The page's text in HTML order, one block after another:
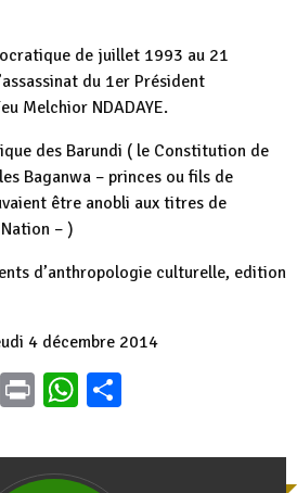
de juillet 1993 au 21
du 1er Président
Melchior NDADAYE.
des Barundi ( le Constitution de
Baganwa – princes ou fils de
être anobli aux titres de
– )
d’anthropologie culturelle, edition
4 décembre 2014
EmailPrintWhatsApp